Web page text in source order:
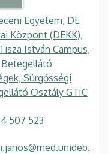
Egyetem, DE
Központ (DEKK),
István Campus,
Betegellátó
Sürgősségi
Osztály GTIC
507 523